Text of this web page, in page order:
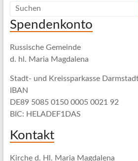
Spendenkonto
Russische Gemeinde
d. hl. Maria Magdalena
Stadt- und Kreissparkasse
IBAN
DE89 5085 0150 0005 0021 92
BIC: HELADEF1DAS
Kontakt
Kirche d. Hl. Maria Magdalena